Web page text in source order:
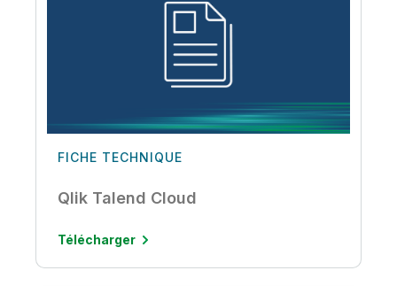
FICHE TECHNIQUE
Qlik Talend Cloud
Télécharger